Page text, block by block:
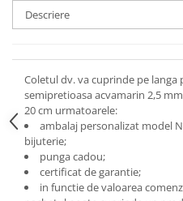
Descriere
Coletul dv. va cuprinde pe
semipretioasa acvamarin 2,5
20 cm urmatoarele:
ambalaj personalizat model
bijuterie;
punga cadou;
certificat de garantie;
in functie de valoarea